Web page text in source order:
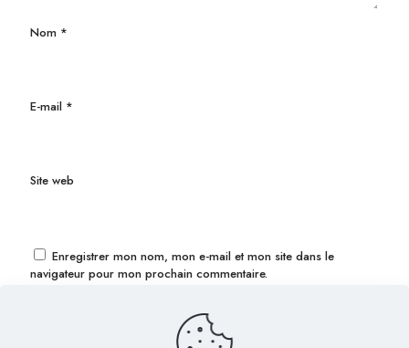
Nom *
E-mail *
Site web
Enregistrer mon nom, mon e-mail et mon site dans le
navigateur pour mon prochain commentaire.